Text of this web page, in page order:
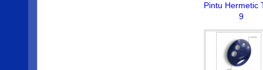
Pintu Hermetic
9